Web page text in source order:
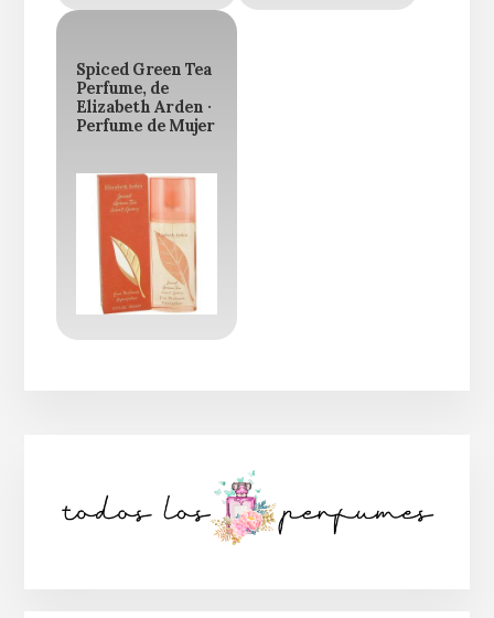
Spiced Green Tea
Perfume, de
Elizabeth Arden ·
Perfume de Mujer
lateral